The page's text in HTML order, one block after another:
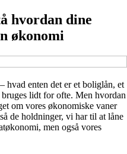
hvordan dine
økonomi
hvad enten det er et boliglån, et
lidt for ofte. Men hvordan
om vores økonomiske vaner
de holdninger, vi har til at låne
men også vores